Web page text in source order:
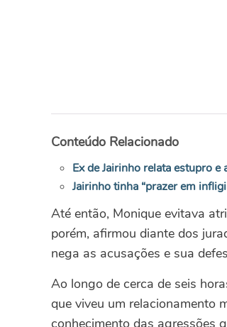
Conteúdo Relacionado
Ex de Jairinho relata estupro
Jairinho tinha “prazer em
Até então, Monique evitava
porém, afirmou diante dos
nega as acusações e sua
Ao longo de cerca de seis
que viveu um relacionamento
conhecimento das agressões